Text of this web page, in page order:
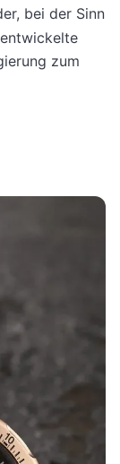
bei der Sinn
zum